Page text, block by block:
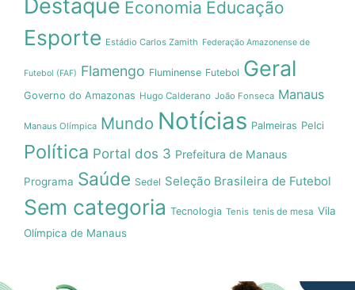
Destaque Economia Educação
Esporte Estádio Carlos Zamith Federação Amazonense de
Futebol (FAF) Flamengo Fluminense Futebol Geral
Governo do Amazonas Hugo Calderano João Fonseca Manaus
Manaus Olímpica Mundo Notícias Palmeiras Pelci
Política Portal dos 3 Prefeitura de Manaus
Programa Saúde Sedel Seleção Brasileira de Futebol
Sem categoria Tecnologia Tenis tenis de mesa Vila
Olímpica de Manaus